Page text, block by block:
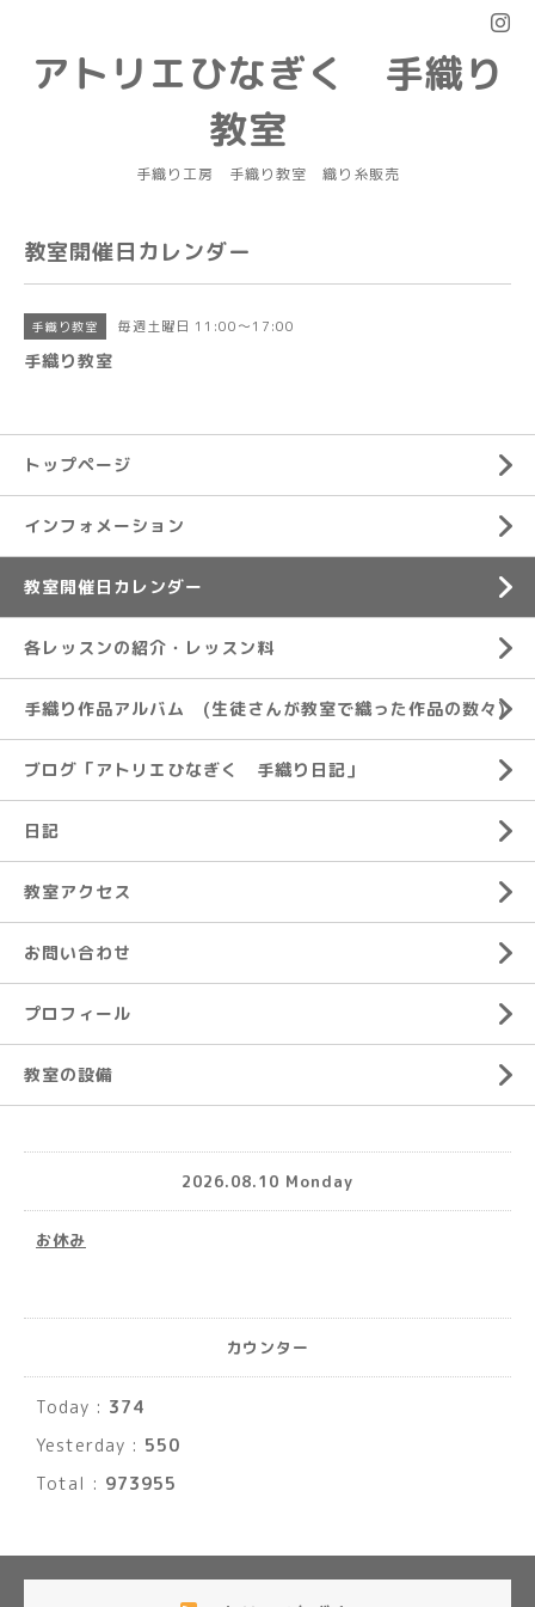
アトリエひなぎく 手織り
教室
手織り工房 手織り教室 織り糸販売
教室開催日カレンダー
手織り教室 毎週土曜日 11:00～17:00
手織り教室
トップページ
インフォメーション
教室開催日カレンダー
各レッスンの紹介・レッスン料
手織り作品アルバム (生徒さんが教室で織った作品の数々)
ブログ「アトリエひなぎく 手織り日記」
日記
教室アクセス
お問い合わせ
プロフィール
教室の設備
2026.08.10 Monday
お休み
カウンター
Today : 374
Yesterday : 550
Total : 973955